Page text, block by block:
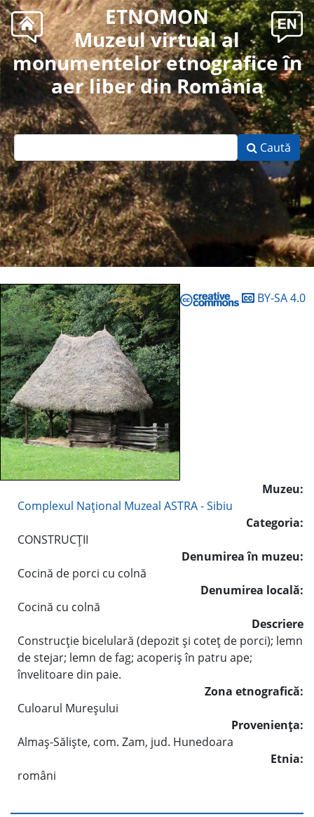
ETNOMON
Muzeul virtual al
monumentelor etnografice în
aer liber din România
Caută
BY-SA 4.0
Muzeu:
Complexul Naţional Muzeal ASTRA - Sibiu
Categoria:
CONSTRUCŢII
Denumirea în muzeu:
Cocină de porci cu colnă
Denumirea locală:
Cocină cu colnă
Descriere
Construcţie bicelulară (depozit şi coteţ de porci); lemn
de stejar; lemn de fag; acoperiş în patru ape;
învelitoare din paie.
Zona etnografică:
Culoarul Mureşului
Provenienţa:
Almaş-Sălişte, com. Zam, jud. Hunedoara
Etnia:
români